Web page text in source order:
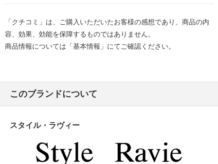
「クチコミ」は、ご購入いただいたお客様の感想であり、商品の内
容、効果、効能を保障するものではありません。
商品情報については「基本情報」にてご確認ください。
このブランドについて
スタイル・ラヴィー